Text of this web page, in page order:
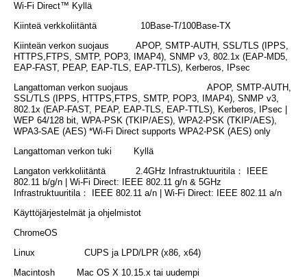
Wi-Fi Direct™ Kyllä
Kiinteä verkkoliitäntä 10Base-T/100Base-TX
Kiinteän verkon suojaus APOP, SMTP-AUTH, SSL/TLS (IPPS,
HTTPS,FTPS, SMTP, POP3, IMAP4), SNMP v3, 802.1x (EAP-MD5,
EAP-FAST, PEAP, EAP-TLS, EAP-TTLS), Kerberos, IPsec
Langattoman verkon suojaus APOP, SMTP-AUTH,
SSL/TLS (IPPS, HTTPS,FTPS, SMTP, POP3, IMAP4), SNMP v3,
802.1x (EAP-FAST, PEAP, EAP-TLS, EAP-TTLS), Kerberos, IPsec |
WEP 64/128 bit, WPA-PSK (TKIP/AES), WPA2-PSK (TKIP/AES),
WPA3-SAE (AES) *Wi-Fi Direct supports WPA2-PSK (AES) only
Langattoman verkon tuki Kyllä
Langaton verkkoliitäntä 2.4GHz Infrastruktuuritila： IEEE
802.11 b/g/n | Wi-Fi Direct: IEEE 802.11 g/n & 5GHz
Infrastruktuuritila： IEEE 802.11 a/n | Wi-Fi Direct: IEEE 802.11 a/n
Käyttöjärjestelmät ja ohjelmistot
ChromeOS
Linux CUPS ja LPD/LPR (x86, x64)
Macintosh Mac OS X 10.15.x tai uudempi